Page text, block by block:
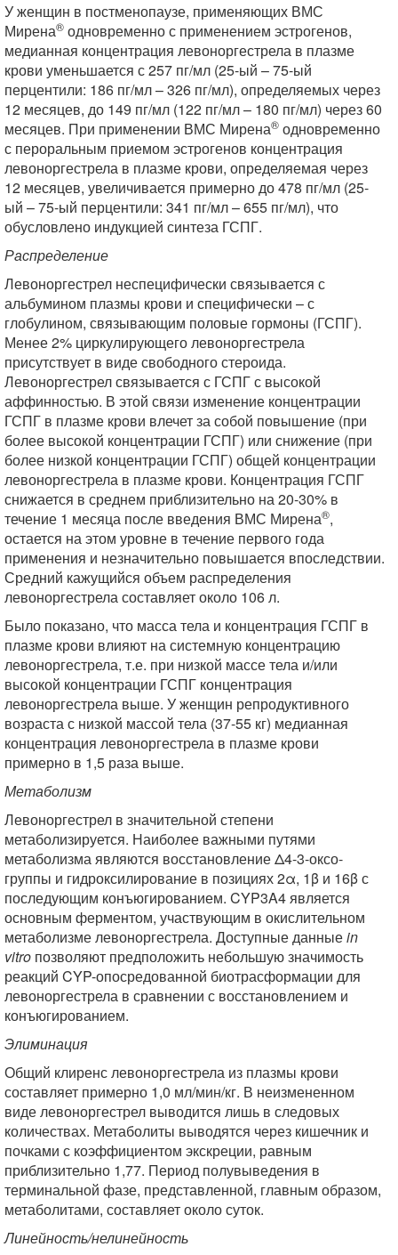
У женщин в постменопаузе, применяющих ВМС
Мирена® одновременно с применением эстрогенов,
медианная концентрация левоноргестрела в плазме
крови уменьшается с 257 пг/мл (25-ый – 75-ый
перцентили: 186 пг/мл – 326 пг/мл), определяемых через
12 месяцев, до 149 пг/мл (122 пг/мл – 180 пг/мл) через 60
месяцев. При применении ВМС Мирена® одновременно
с пероральным приемом эстрогенов концентрация
левоноргестрела в плазме крови, определяемая через
12 месяцев, увеличивается примерно до 478 пг/мл (25-
ый – 75-ый перцентили: 341 пг/мл – 655 пг/мл), что
обусловлено индукцией синтеза ГСПГ.
Распределение
Левоноргестрел неспецифически связывается с
альбумином плазмы крови и специфически – с
глобулином, связывающим половые гормоны (ГСПГ).
Менее 2% циркулирующего левоноргестрела
присутствует в виде свободного стероида.
Левоноргестрел связывается с ГСПГ с высокой
аффинностью. В этой связи изменение концентрации
ГСПГ в плазме крови влечет за собой повышение (при
более высокой концентрации ГСПГ) или снижение (при
более низкой концентрации ГСПГ) общей концентрации
левоноргестрела в плазме крови. Концентрация ГСПГ
снижается в среднем приблизительно на 20-30% в
течение 1 месяца после введения ВМС Мирена®,
остается на этом уровне в течение первого года
применения и незначительно повышается впоследствии.
Средний кажущийся объем распределения
левоноргестрела составляет около 106 л.
Было показано, что масса тела и концентрация ГСПГ в
плазме крови влияют на системную концентрацию
левоноргестрела, т.е. при низкой массе тела и/или
высокой концентрации ГСПГ концентрация
левоноргестрела выше. У женщин репродуктивного
возраста с низкой массой тела (37-55 кг) медианная
концентрация левоноргестрела в плазме крови
примерно в 1,5 раза выше.
Метаболизм
Левоноргестрел в значительной степени
метаболизируется. Наиболее важными путями
метаболизма являются восстановление Δ4-3-оксо-
группы и гидроксилирование в позициях 2α, 1β и 16β с
последующим конъюгированием. CYP3A4 является
основным ферментом, участвующим в окислительном
метаболизме левоноргестрела. Доступные данныеin
vitro позволяют предположить небольшую значимость
реакций CYP-опосредованной биотрасформации для
левоноргестрела в сравнении с восстановлением и
конъюгированием.
Элиминация
Общий клиренс левоноргестрела из плазмы крови
составляет примерно 1,0 мл/мин/кг. В неизмененном
виде левоноргестрел выводится лишь в следовых
количествах. Метаболиты выводятся через кишечник и
почками с коэффициентом экскреции, равным
приблизительно 1,77. Период полувыведения в
терминальной фазе, представленной, главным образом,
метаболитами, составляет около суток.
Линейность/нелинейность